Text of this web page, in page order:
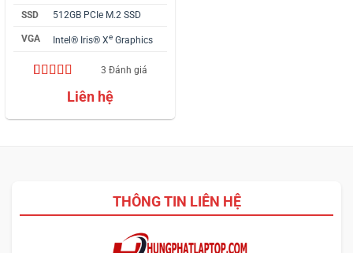
SSD
512GB PCIe M.2 SSD
VGA Intel® Iris® Xe Graphics
trên 5
dựa trên
3 Đánh giá
Liên hệ
THÔNG TIN LIÊN HỆ